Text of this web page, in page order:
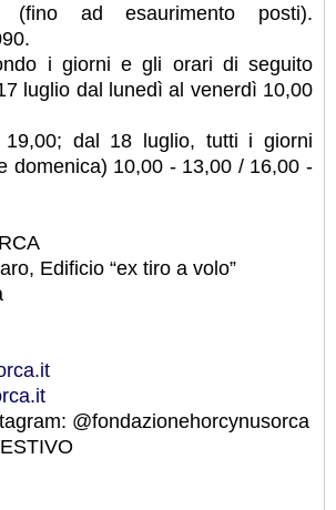
(fino ad esaurimento posti).
i giorni e gli orari di seguito
luglio dal lunedì al venerdì 10,00
dal 18 luglio, tutti i giorni
domenica) 10,00 - 13,00 / 16,00 -
Edificio “ex tiro a volo”
@fondazionehorcynusorca